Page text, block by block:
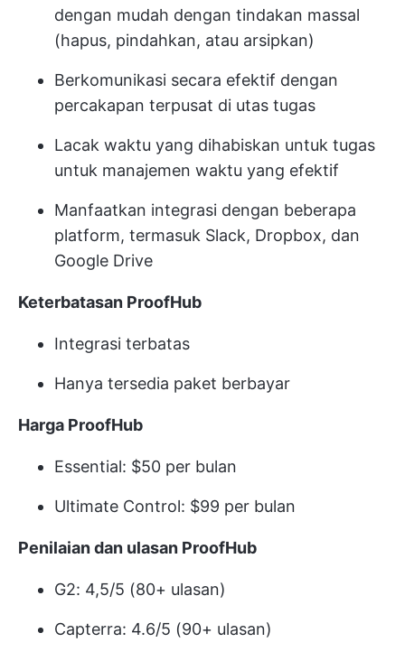
dengan mudah dengan tindakan massal
(hapus, pindahkan, atau arsipkan)
Berkomunikasi secara efektif dengan
percakapan terpusat di utas tugas
Lacak waktu yang dihabiskan untuk tugas
untuk manajemen waktu yang efektif
Manfaatkan integrasi dengan beberapa
platform, termasuk Slack, Dropbox, dan
Google Drive
Keterbatasan ProofHub
Integrasi terbatas
Hanya tersedia paket berbayar
Harga ProofHub
Essential: $50 per bulan
Ultimate Control: $99 per bulan
Penilaian dan ulasan ProofHub
G2: 4,5/5 (80+ ulasan)
Capterra: 4.6/5 (90+ ulasan)